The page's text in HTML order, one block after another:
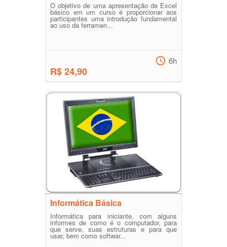
O objetivo de uma apresentação de Excel
básico em um curso é proporcionar aos
participantes uma introdução fundamental
ao uso da ferramen...
R$ 24,90
6h
Informática Básica
Informática para iniciante, com alguns
informes de como é o computador, para
que serve, suas estruturas e para que
usar, bem como softwar...